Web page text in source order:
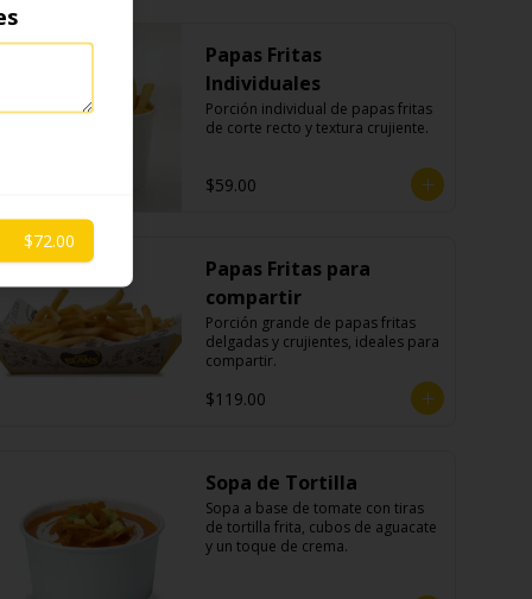
Papas Fritas
Individuales
Porción individual de papas fritas
de corte recto y textura crujiente.
$59.00
Papas Fritas para
compartir
Porción grande de papas fritas
delgadas y crujientes, ideales para
compartir.
$119.00
Sopa de Tortilla
Sopa a base de tomate con tiras
de tortilla frita, cubos de aguacate
y un toque de crema.
$72.00